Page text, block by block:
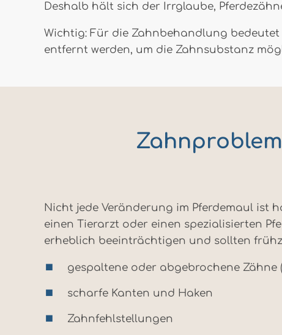
Deshalb hält sich der Irrglaube,
Wichtig: Für die Zahnbehandlung
entfernt werden, um die Zahnsubstanz
Nicht jede Veränderung im Pferdemaul ist
einen Tierarzt oder einen spezialisierten
erheblich beeinträchtigen und sollten
gespaltene oder abgebrochene Zähne
scharfe Kanten und Haken
Zahnfehlstellungen